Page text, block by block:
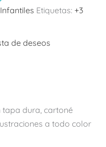
Etiquetas: +3
de deseos
dura, cartoné
a todo color